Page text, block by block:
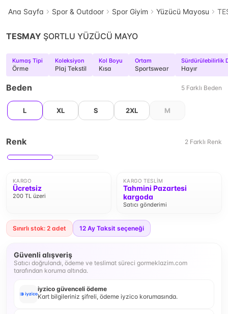
Ana Sayfa Spor & Outdoor Spor Giyim Yüzücü Mayosu
TESMAY ŞORTLU YÜZÜCÜ MAYO
Kumaş Tipi
Örme
Koleksiyon
Plaj Tekstil
Kol Boyu
Kısa
Ortam
Sportswear
Sürdürülebilirlik
Hayır
Beden 5 Farklı Beden
L XL S 2XL M
Renk 2 Farklı Renk
KARGO
Ücretsiz
200 TL üzeri
KARGO TESLIM
Tahmini Pazartesi
kargoda
Satıcı gönderimi
Sınırlı stok: 2 adet 12 Ay Taksit seçeneği
Güvenli alışveriş
Satıcı doğrulandı, ödeme ve teslimat süreci gormeklazim.com
tarafından koruma altında.
iyzico güvenceli ödeme
Kart bilgileriniz şifreli, ödeme iyzico korumasında.